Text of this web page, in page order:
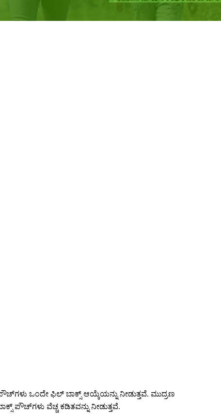
ಪೌಚ್‌ಗಳು ಒಂದೇ ಫಿಲ್ ಬಾಕ್ಸ್ ಆಯ್ಕೆಯನ್ನು ನೀಡುತ್ತವೆ. ಮುದ್ರಣ
ಪೌಚ್‌ಗಳು ವೆಚ್ಚ ಕಡಿತವನ್ನು ನೀಡುತ್ತವೆ.